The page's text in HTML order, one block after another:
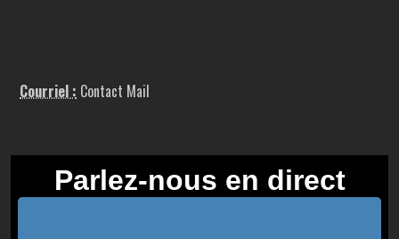
Courriel : Contact Mail